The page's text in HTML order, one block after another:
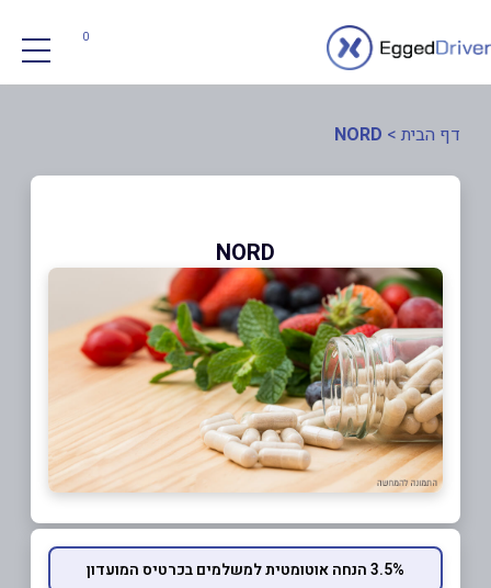
0
דף הבית >
NORD
NORD
3.5% הנחה אוטומטית למשלמים בכרטיס המועדון